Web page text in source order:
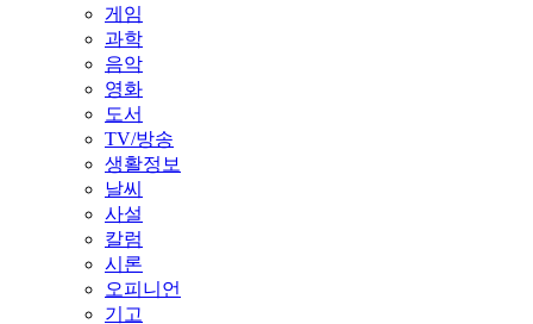
게임
과학
음악
영화
도서
TV/방송
생활정보
날씨
사설
칼럼
시론
오피니언
기고